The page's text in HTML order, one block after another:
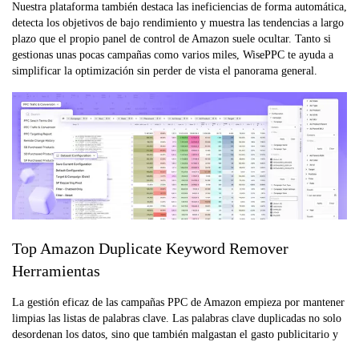
Nuestra plataforma también destaca las ineficiencias de forma automática,
detecta los objetivos de bajo rendimiento y muestra las tendencias a largo
plazo que el propio panel de control de Amazon suele ocultar. Tanto si
gestionas unas pocas campañas como varios miles, WisePPC te ayuda a
simplificar la optimización sin perder de vista el panorama general.
Top Amazon Duplicate Keyword Remover
Herramientas
La gestión eficaz de las campañas PPC de Amazon empieza por mantener
limpias las listas de palabras clave. Las palabras clave duplicadas no solo
desordenan los datos, sino que también malgastan el gasto publicitario y